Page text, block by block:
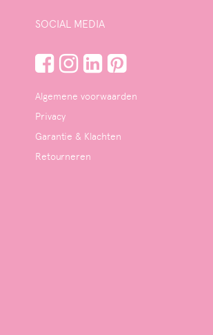
SOCIAL MEDIA
Algemene voorwaarden
Privacy
Garantie & Klachten
Retourneren